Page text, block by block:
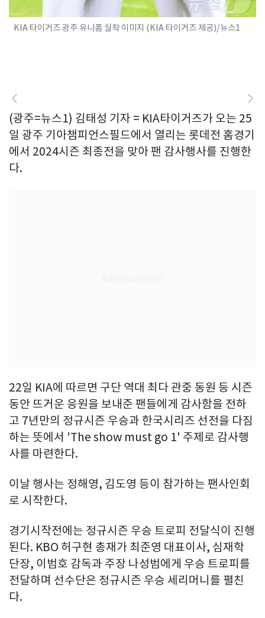
KIA 타이거즈 광주 유니폼 실착 이미지 (KIA 타이거즈 제공)/뉴스1
(광주=뉴스1) 김태성 기자 = KIA타이거즈가 오는 25
일 광주 기아챔피언스필드에서 열리는 롯데전 홈경기
에서 2024시즌 최종전을 맞아 팬 감사행사를 진행한
다.
22일 KIA에 따르면 구단 역대 최다 관중 동원 등 시즌
동안 뜨거운 응원을 보내준 팬들에게 감사함을 전하
고 7년만의 정규시즌 우승과 한국시리즈 선전을 다짐
하는 뜻에서 'The show must go 1' 주제로 감사행
사를 마련한다.
이날 행사는 정해영, 김도영 등이 참가하는 팬사인회
로 시작한다.
경기시작전에는 정규시즌 우승 트로피 전달식이 진행
된다. KBO 허구현 총재가 최준영 대표이사, 심재학
단장, 이범호 감독과 주장 나성범에게 우승 트로피를
전달하며 선수단은 정규시즌 우승 세리머니를 펼친
다.